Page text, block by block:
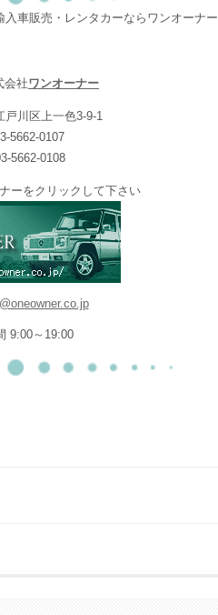
車販売・レンタカーならワンオーナー
会社ワンオーナー
戸川区上一色3-9-1
5662-0107
5662-0108
ーをクリックして下さい
9:00～19:00